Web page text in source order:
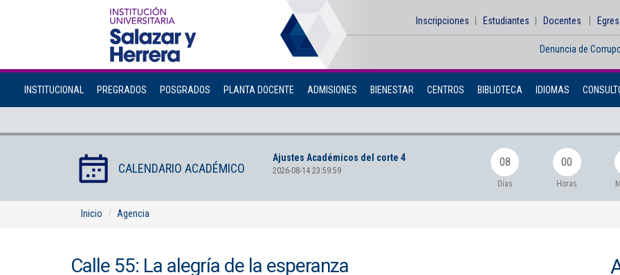
Inscripciones Estudiantes Docentes
Denuncia de
INSTITUCIONAL PREGRADOS POSGRADOS PLANTA DOCENTE ADMISIONES BIENESTAR CENTROS BIBLIOTECA IDIOMAS
CALENDARIO ACADÉMICO
Ajustes Académicos del corte 4
2026-08-14 23:59:59
08
Días
00
Horas
Inicio Agencia
Calle 55: La alegría de la esperanza